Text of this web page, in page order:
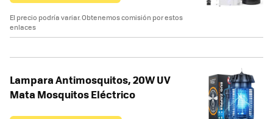
El precio podría variar. Obtenemos comisión por estos
enlaces
Lampara Antimosquitos, 20W UV
Mata Mosquitos Eléctrico